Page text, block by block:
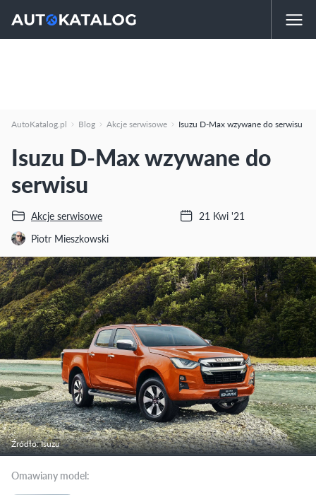
AutoKatalog.pl Blog Akcje serwisowe Isuzu D-Max wzywane do serwisu
Isuzu D-Max wzywane do
serwisu
Akcje serwisowe
Piotr Mieszkowski
21 Kwi '21
Źródło: Isuzu
Omawiany model: